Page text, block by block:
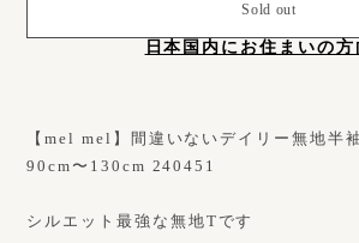
Sold out
日本国内にお住まいの方
【mel mel】間違いないデイリー無地半
90cm〜130cm 240451
シルエット最強な無地Tです